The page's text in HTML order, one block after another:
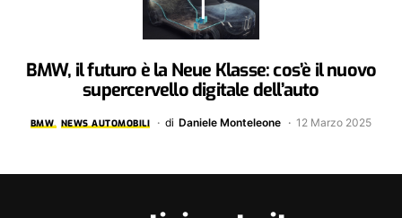
BMW, il futuro è la Neue Klasse: cos’è il nuovo
supercervello digitale dell’auto
BMW NEWS AUTOMOBILI di Daniele Monteleone 12 Marzo 2025